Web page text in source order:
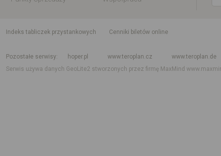
indeks tabliczek przystankowych
Cenniki biletów online
Pozostałe serwisy
hoper.pl www.teroplan.cz
www.teroplan.de
Serwis używa danych GeoLite2 stworzonych przez firmę MaxMind